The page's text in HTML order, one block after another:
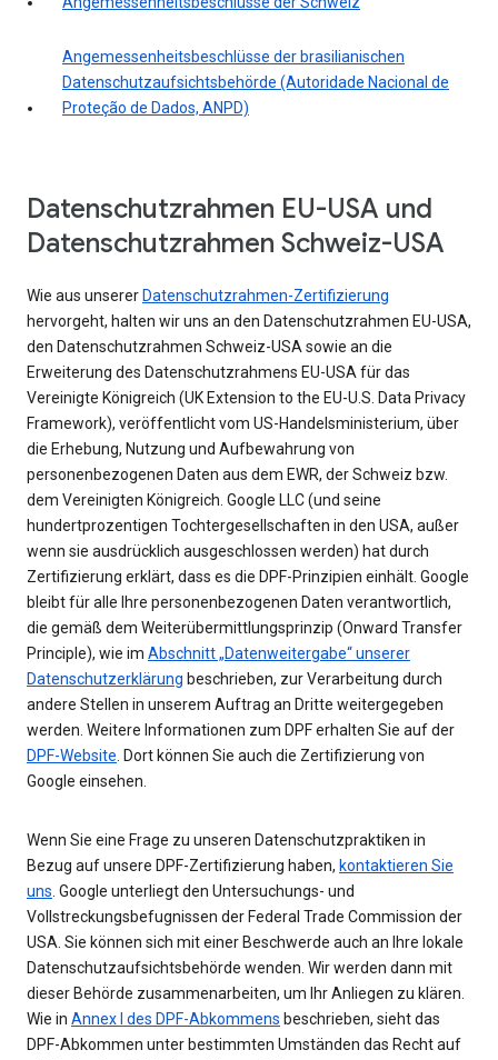
Angemessenheitsbeschlüsse der brasilianischen
Datenschutzaufsichtsbehörde (Autoridade Nacional de
Proteção de Dados, ANPD)
Datenschutzrahmen EU-USA und
Datenschutzrahmen Schweiz-USA
Wie aus unserer Datenschutzrahmen-Zertifizierung
hervorgeht, halten wir uns an den Datenschutzrahmen EU-USA,
den Datenschutzrahmen Schweiz-USA sowie an die
Erweiterung des Datenschutzrahmens EU-USA für das
Vereinigte Königreich (UK Extension to the EU-U.S. Data Privacy
Framework), veröffentlicht vom US-Handelsministerium, über
die Erhebung, Nutzung und Aufbewahrung von
personenbezogenen Daten aus dem EWR, der Schweiz bzw.
dem Vereinigten Königreich. Google LLC (und seine
hundertprozentigen Tochtergesellschaften in den USA, außer
wenn sie ausdrücklich ausgeschlossen werden) hat durch
Zertifizierung erklärt, dass es die DPF-Prinzipien einhält. Google
bleibt für alle Ihre personenbezogenen Daten verantwortlich,
die gemäß dem Weiterübermittlungsprinzip (Onward Transfer
Principle), wie im Abschnitt „Datenweitergabe“ unserer
Datenschutzerklärung beschrieben, zur Verarbeitung durch
andere Stellen in unserem Auftrag an Dritte weitergegeben
werden. Weitere Informationen zum DPF erhalten Sie auf der
DPF-Website. Dort können Sie auch die Zertifizierung von
Google einsehen.
Wenn Sie eine Frage zu unseren Datenschutzpraktiken in
Bezug auf unsere DPF-Zertifizierung haben, kontaktieren Sie
uns. Google unterliegt den Untersuchungs- und
Vollstreckungsbefugnissen der Federal Trade Commission der
USA. Sie können sich mit einer Beschwerde auch an Ihre lokale
Datenschutzaufsichtsbehörde wenden. Wir werden dann mit
dieser Behörde zusammenarbeiten, um Ihr Anliegen zu klären.
Wie in Annex I des DPF-Abkommens beschrieben, sieht das
DPF-Abkommen unter bestimmten Umständen das Recht auf